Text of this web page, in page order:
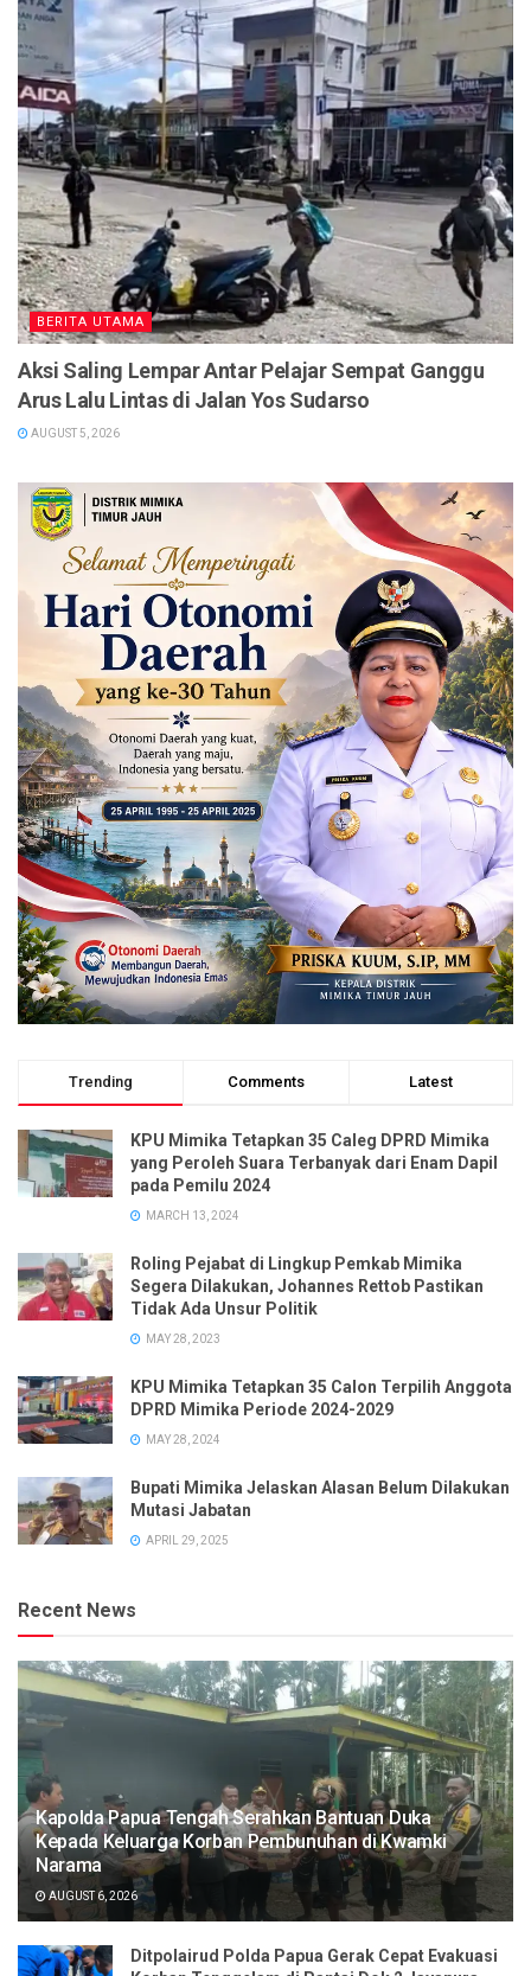
BERITA UTAMA
Aksi Saling Lempar Antar Pelajar Sempat Ganggu
Arus Lalu Lintas di Jalan Yos Sudarso
AUGUST 5, 2026
Trending Comments Latest
KPU Mimika Tetapkan 35 Caleg DPRD Mimika
yang Peroleh Suara Terbanyak dari Enam Dapil
pada Pemilu 2024
MARCH 13, 2024
Roling Pejabat di Lingkup Pemkab Mimika
Segera Dilakukan, Johannes Rettob Pastikan
Tidak Ada Unsur Politik
MAY 28, 2023
KPU Mimika Tetapkan 35 Calon Terpilih Anggota
DPRD Mimika Periode 2024-2029
MAY 28, 2024
Bupati Mimika Jelaskan Alasan Belum Dilakukan
Mutasi Jabatan
APRIL 29, 2025
Recent News
Kapolda Papua Tengah Serahkan Bantuan Duka
Kepada Keluarga Korban Pembunuhan di Kwamki
Narama
AUGUST 6, 2026
Ditpolairud Polda Papua Gerak Cepat Evakuasi